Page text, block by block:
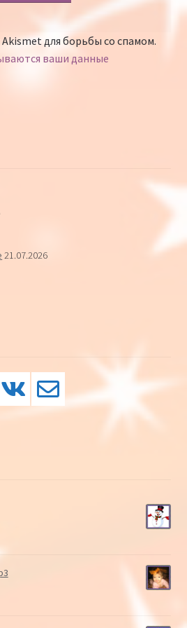
для борьбы со спамом.
ваши данные
21.07.2026